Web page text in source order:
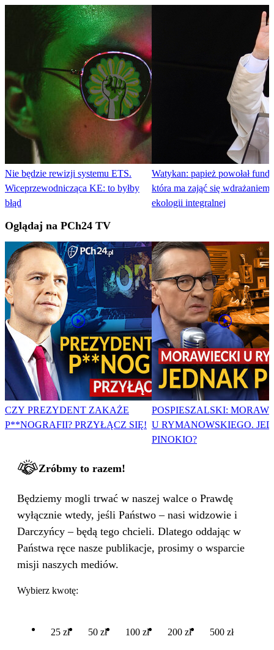
Nie będzie rewizji systemu ETS.
Wiceprzewodnicząca KE: to byłby
błąd
Watykan: papież powołał
która ma zająć się wdrażaniem
ekologii integralnej
Oglądaj na PCh24 TV
CZY PREZYDENT ZAKAŻE
P**NOGRAFII? PRZYŁĄCZ SIĘ!
POSPIESZALSKI:
U RYMANOWSKIEGO.
PINOKIO?
Zróbmy to razem!
Będziemy mogli trwać w naszej walce o Prawdę
wyłącznie wtedy, jeśli Państwo – nasi widzowie i
Darczyńcy – będą tego chcieli. Dlatego oddając w
Państwa ręce nasze publikacje, prosimy o wsparcie
misji naszych mediów.
Wybierz kwotę:
25 zł 50 zł 100 zł 200 zł 500 zł